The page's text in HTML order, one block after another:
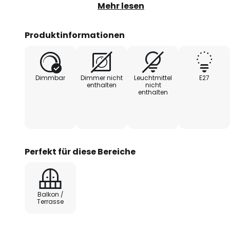
ungehindert zu allen Seiten
helles, sicheres Licht, welches
der robusten Bauweise eignet
viele verschiedene Einsatzorte.
Mehr lesen
Produktinformationen
Dimmbar
Dimmer nicht
enthalten
Leuchtmittel
nicht
enthalten
E27
Perfekt für diese Bereiche
Balkon /
Terrasse